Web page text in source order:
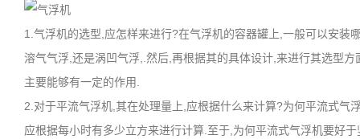
1.气浮机的选型,应怎样来进行?在气浮机的容器罐上,一般可以安
溶气气浮,还是涡凹气浮,.然后,再根据其的具体设计,来进行其选型
主要能够有一定的作用.
2.对于平流气浮机,其在处理量上,应根据什么来计算?为何平流式
应根据每小时有多少立方来进行计算.至于,为何平流式气浮机要好